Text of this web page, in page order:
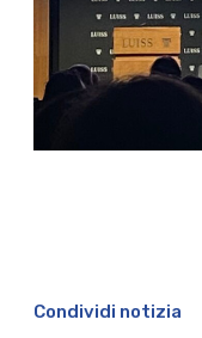
Condividi notizia